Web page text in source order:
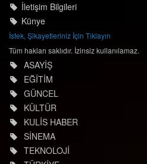
İletişim Bilgileri
Künye
İstek, Şikayetleriniz İçin Tıklayın
Tüm hakları saklıdır. İzinsiz kullanılamaz.
ASAYİŞ
EĞİTİM
GÜNCEL
KÜLTÜR
KULİS HABER
SİNEMA
TEKNOLOJİ